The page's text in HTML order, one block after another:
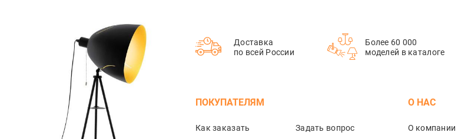
Доставка
по всей России
Более 60 000
моделей в каталоге
ПОКУПАТЕЛЯМ
Как заказать Задать вопрос
О НАС
О компании